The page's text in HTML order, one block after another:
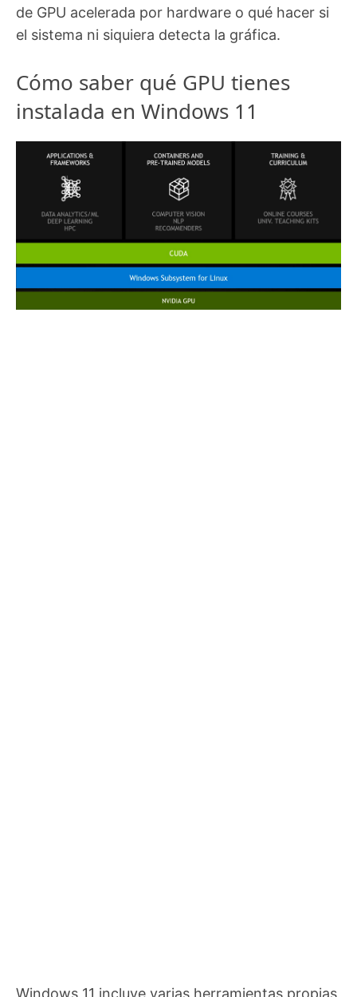
de GPU acelerada por hardware o qué hacer si
el sistema ni siquiera detecta la gráfica.
Cómo saber qué GPU tienes
instalada en Windows 11
Windows 11 incluye varias herramientas propias